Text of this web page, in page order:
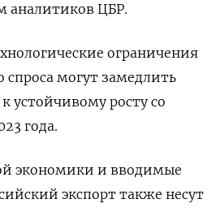
аналитиков ЦБР.
ограничения
спроса могут замедлить
устойчивому росту со
года.
экономики и вводимые
экспорт также несут